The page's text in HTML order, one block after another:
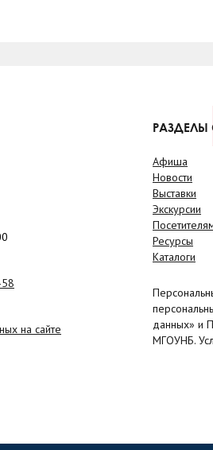
на сайте
РАЗДЕЛЫ
Афиша
Новости
Выставки
Экскурсии
Ресурсы
Каталоги
данных» и
МГОУНБ.